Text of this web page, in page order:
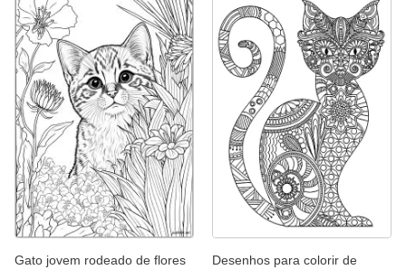
Gato jovem rodeado de flores
Desenhos para colorir de